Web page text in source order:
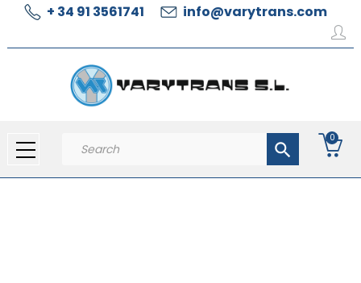
+ 34 91 3561741 info@varytrans.com
search
0